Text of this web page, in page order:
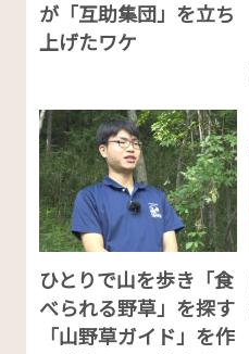
が「互助集団」を立ち
上げたワケ
ひとりで山を歩き「食
べられる野草」を探す
「山野草ガイド」を作